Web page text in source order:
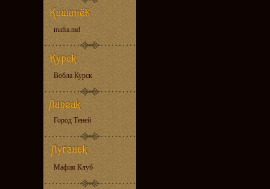
mafia.md
Вобла Курск
Город Теней
Мафия Клуб